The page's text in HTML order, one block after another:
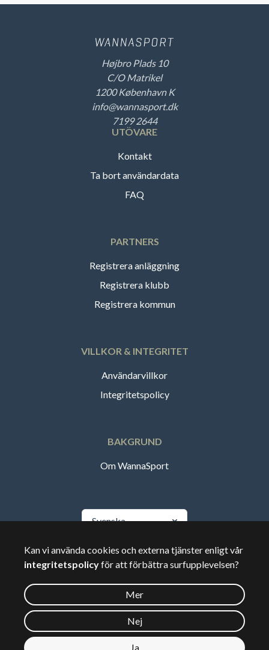
Højbro Plads 10
C/O Matrikel
1200 København K
info@wannasport.dk
7199 2644
UTÖVARE
Kontakt
Ta bort användardata
FAQ
PARTNERS
Registrera anläggning
Registrera klubb
Registrera kommun
VILLKOR & INTEGRITET
Användarvillkor
Integritetspolicy
BAKGRUND
Om WannaSport
Svenska
🇸🇪Sverige
©2026Wannasport.dk
Kan vi använda cookies och externa tjänster enligt vår
integritetspolicyför att förbättra surfupplevelsen?
Mer
Nej
Ja